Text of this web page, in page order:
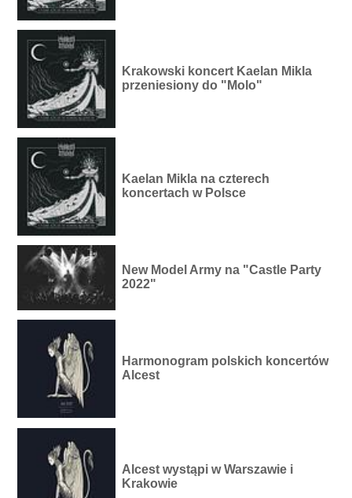
Krakowski koncert Kaelan Mikla
przeniesiony do "Molo"
Kaelan Mikla na czterech
koncertach w Polsce
New Model Army na "Castle Party
2022"
Harmonogram polskich koncertów
Alcest
Alcest wystąpi w Warszawie i
Krakowie